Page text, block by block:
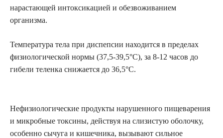
нарастающей интоксикацией и обезвоживанием
организма.
Температура тела при диспепсии находится в пределах
физиологической нормы (37,5-39,5°С), за 8-12 часов до
гибели теленка снижается до 36,5°С.
Нефизиологические продукты нарушенного пищеварения
и микробные токсины, действуя на слизистую оболочку,
особенно сычуга и кишечника, вызывают сильное